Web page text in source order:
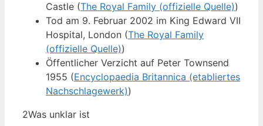
Castle (The Royal Family (offizielle Quelle))
Tod am 9. Februar 2002 im King Edward VII
Hospital, London (The Royal Family
(offizielle Quelle))
Öffentlicher Verzicht auf Peter Townsend
1955 (Encyclopaedia Britannica (etabliertes
Nachschlagewerk))
2Was unklar ist